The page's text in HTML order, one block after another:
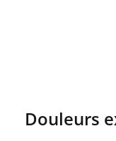
Douleurs